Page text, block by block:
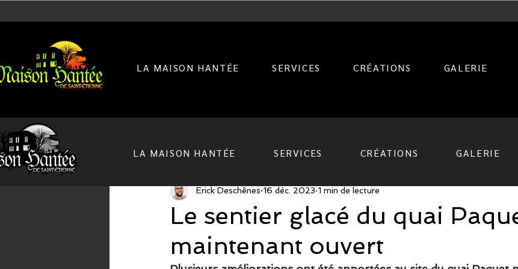
LA MAISON HANTÉE SERVICES CRÉATIONS GALERIE
Le sentier glacé du quai
maintenant ouvert
Erick Deschênes 16 déc. 2023 1 min de lecture
LA MAISON HANTÉE SERVICES CRÉATIONS GALERIE